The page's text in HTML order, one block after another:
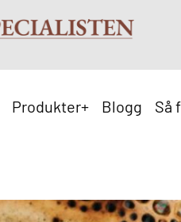
Produkter+ Blogg Så